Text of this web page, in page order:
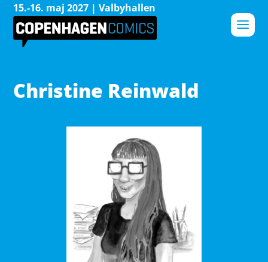
15.-16. maj 2027 | Valbyhallen
Christine Reinwald